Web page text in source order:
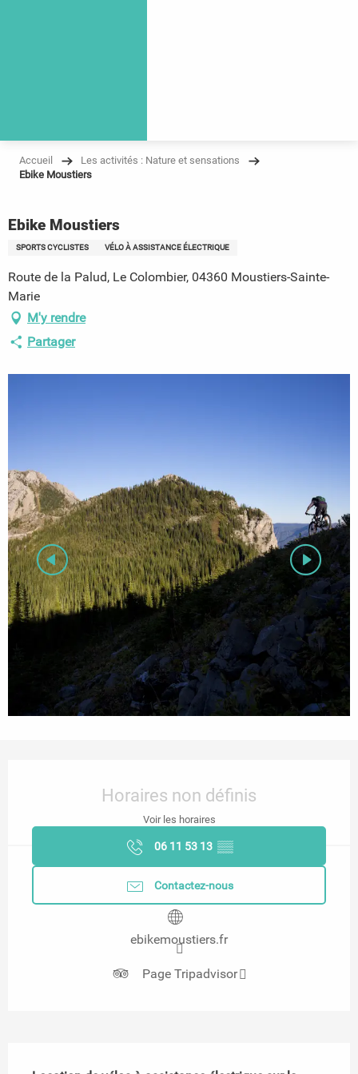
Accueil
Les activités : Nature et sensations
Ebike Moustiers
Ebike Moustiers
SPORTS CYCLISTES VÉLO À ASSISTANCE ÉLECTRIQUE
Route de la Palud, Le Colombier, 04360 Moustiers-Sainte-
Marie
M'y rendre
Partager
Horaires non définis
Voir les horaires
06 11 53 13 ▒▒
Contactez-nous
ebikemoustiers.fr
Page Tripadvisor